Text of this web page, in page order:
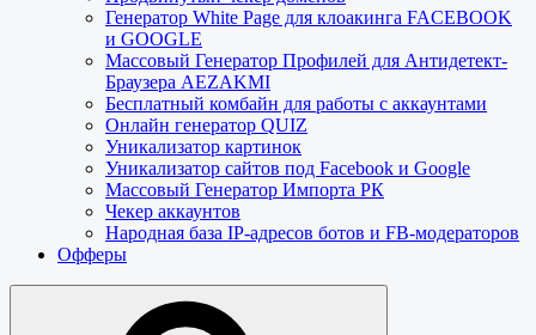
Генератор White Page для клоакинга FACEBOOK
и GOOGLE
Массовый Генератор Профилей для Антидетект-
Браузера AEZAKMI
Бесплатный комбайн для работы с аккаунтами
Онлайн генератор QUIZ
Уникализатор картинок
Уникализатор сайтов под Facebook и Google
Массовый Генератор Импорта РК
Чекер аккаунтов
Народная база IP-адресов ботов и FB-модераторов
Офферы